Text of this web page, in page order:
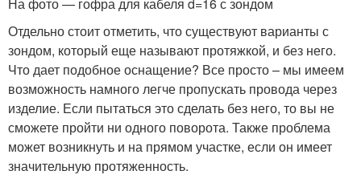
На фото — гофра для кабеля d=16 с зондом
Отдельно стоит отметить, что существуют варианты с
зондом, который еще называют протяжкой, и без него.
Что дает подобное оснащение? Все просто – мы имеем
возможность намного легче пропускать провода через
изделие. Если пытаться это сделать без него, то вы не
сможете пройти ни одного поворота. Также проблема
может возникнуть и на прямом участке, если он имеет
значительную протяженность.